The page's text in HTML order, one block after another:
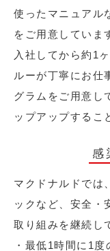
使ったマニュアル
をご用意していま
入社してから約1
ルーが丁寧にお仕
グラムをご用意し
ップアップするこ
感
マクドナルドでは
ックなど、安全・
取り組みを継続し
・最低1時間に1度